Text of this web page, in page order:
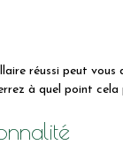
réussi peut
à quel point